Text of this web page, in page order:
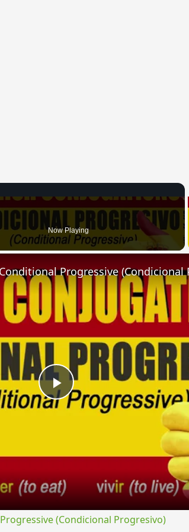
Now Playing
Play
Conditional Progressive (Condicional
Progressive (Condicional Progresivo)